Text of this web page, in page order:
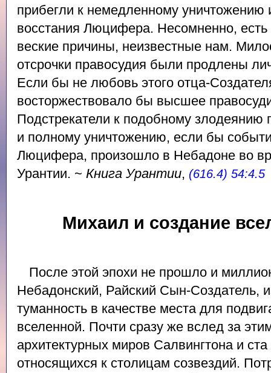
прибегли к немедленному
восстания Люцифера. Несомненно,
веские причины, неизвестные нам.
отсрочки правосудия были продлены
Если бы не любовь этого отца-
восторжествовало бы высшее
Подстрекатели к подобному злодеянию
и полному уничтожению, если бы
Люцифера, произошло в Небадоне во
Урантии. ~ Книга Урантии, (616.4) 54:4.5
Михаил и создание
После этой эпохи не прошло и
Небадонский, Райский Сын-Создатель,
туманность в качестве места для
вселенной. Почти сразу же вслед за
архитектурных миров Салвингтона и
относящихся к столицам созвездий.